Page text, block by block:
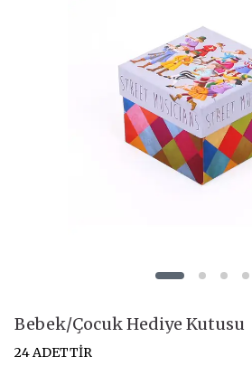
Bebek/Çocuk Hediye Kutusu
24 ADETTİR